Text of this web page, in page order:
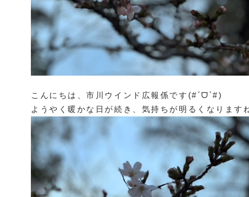
こんにちは、市川ウインド広報係です(#´ᗜ`#)
ようやく暖かな日が続き、気持ちが明るくなります